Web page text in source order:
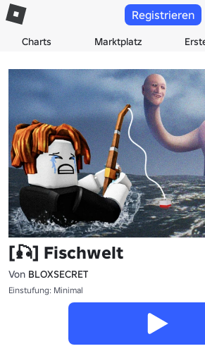
Charts Marktplatz
Registrieren
[🎣] Fischwelt
Von BLOXSECRET
Einstufung: Minimal